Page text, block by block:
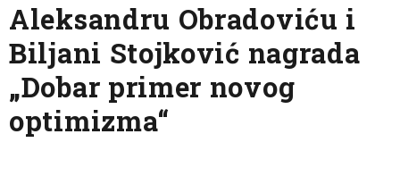
Propaganda Lokalni mediji
Informer Slavko Ćuruvija
Aleksandru Obradoviću i
Biljani Stojković nagrada
„Dobar primer novog
optimizma“